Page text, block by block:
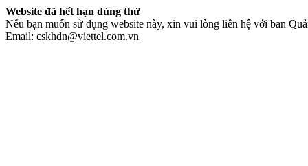
Website đã hết hạn dùng thử
Nếu bạn muốn sử dụng website này, xin vui lòng liên hệ với ban
Email: cskhdn@viettel.com.vn